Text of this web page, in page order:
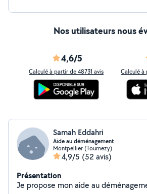
Nos utilisateurs nous
4,6/5
Calculé à partir de 48731 avis Calculé à
Samah Eddahri
Aide au déménagement
Montpellier (Tournezy)
4,9/5 (52 avis)
Présentation
Je propose mon aide au